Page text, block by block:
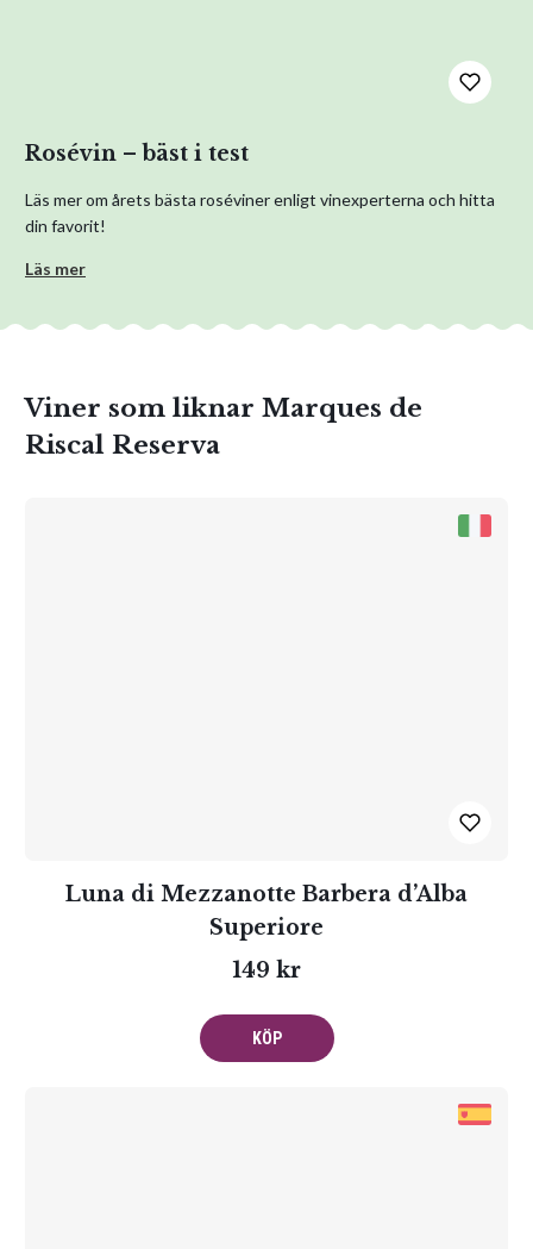
Rosévin – bäst i test
Läs mer om årets bästa roséviner enligt vinexperterna och hitta
din favorit!
Läs mer
Viner som liknar Marques de
Riscal Reserva
Luna di Mezzanotte Barbera d’Alba
Superiore
149 kr
KÖP